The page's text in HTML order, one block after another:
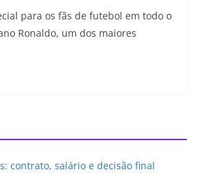
para os fãs de futebol em todo o
Ronaldo, um dos maiores
contrato, salário e decisão final